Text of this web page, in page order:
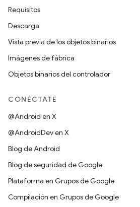
Requisitos
Descarga
Vista previa de los objetos binarios
Imágenes de fábrica
Objetos binarios del controlador
CONÉCTATE
@Android en X
@AndroidDev en X
Blog de Android
Blog de seguridad de Google
Plataforma en Grupos de Google
Compilación en Grupos de Google